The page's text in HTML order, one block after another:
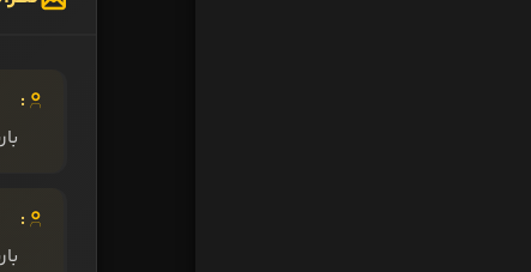
:
: